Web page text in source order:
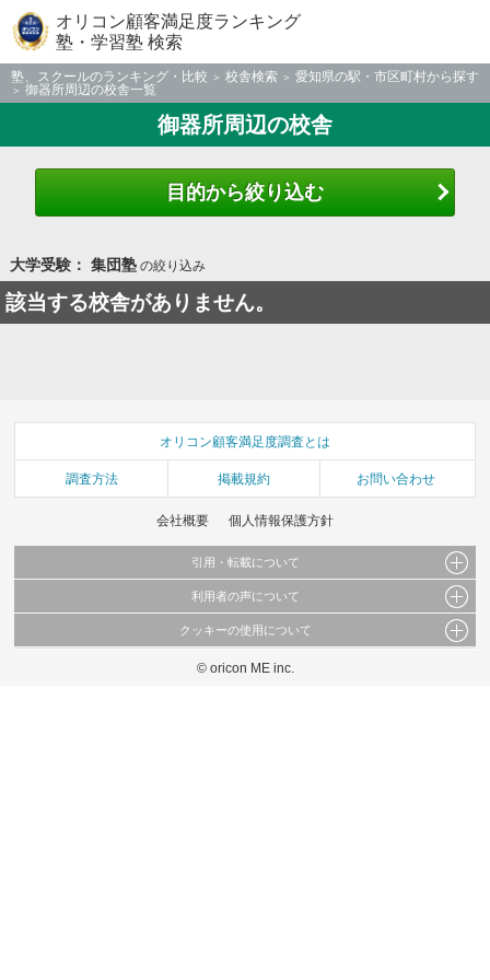
オリコン顧客満足度ランキング
塾・学習塾 検索
塾、スクールのランキング・比較 校舎検索
愛知県の駅・市区町村から探す
御器所周辺の校舎一覧
御器所周辺の校舎
目的から絞り込む
大学受験： 集団塾の絞り込み
該当する校舎がありません。
オリコン顧客満足度調査とは
調査方法 掲載規約 お問い合わせ
会社概要 個人情報保護方針
引用・転載について
当サイトで公開されている情報（文字、写真、イラスト、画像データ等）及びこれらの配
これらの情報を権利者の許可なく無断転載・複製などの二次利用を行うことは固く禁じて
利用者の声について
当サイトに掲載している内容はすべてサービスの利用者が提出された見解・感想です。
弊社の見解・ 意見ではないことをご理解いただいた上でご覧ください。
クッキーの使用について
このサイトでは Cookie を使用して、ユーザーに合わせたコンテンツや広告の表示、ソー
© oricon ME inc.